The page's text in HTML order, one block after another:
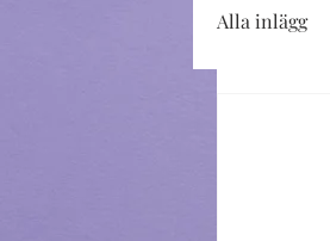
Alla inlägg